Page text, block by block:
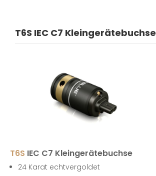
T6S IEC C7 Kleingerätebuchse
T6S IEC C7 Kleingerätebuchse
24 Karat echtvergoldet